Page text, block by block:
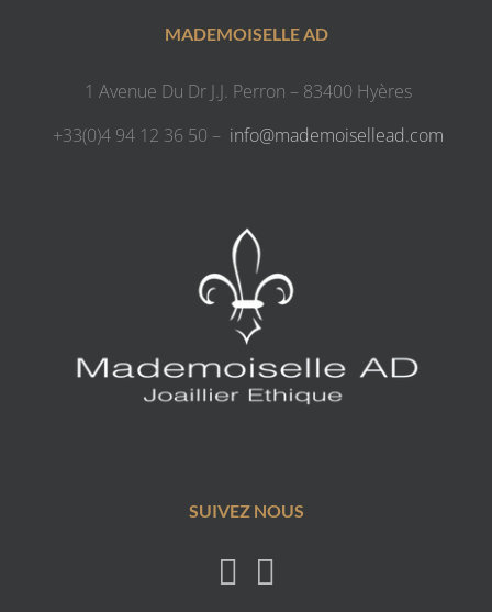
MADEMOISELLE AD
1 Avenue Du Dr J.J. Perron – 83400 Hyères
+33(0)4 94 12 36 50 – info@mademoisellead.com
SUIVEZ NOUS